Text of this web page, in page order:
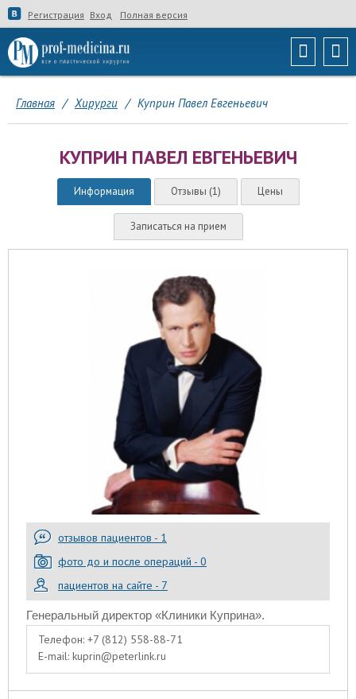
Регистрация Вход Полная версия
Главная / Хирурги / Куприн Павел Евгеньевич
КУПРИН ПАВЕЛ ЕВГЕНЬЕВИЧ
Информация Отзывы (1) Цены
Записаться на прием
отзывов пациентов - 1
фото до и после операций - 0
пациентов на сайте - 7
Генеральный директор «Клиники Куприна».
Телефон: +7 (812) 558-88-71
E-mail: kuprin@peterlink.ru